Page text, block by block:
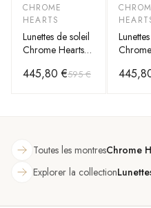
-25 %
CHROME
HEARTS
Lunettes de soleil
Chrome Hearts
monture ovale en
445,80 €595 €
-25 %
Toutes les montresChrome
Explorer la collection